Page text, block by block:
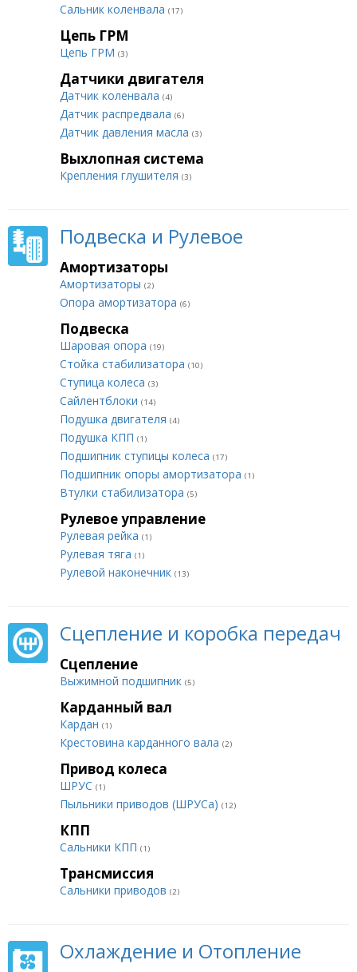
Сальник коленвала (17)
Цепь ГРМ
Цепь ГРМ (3)
Датчики двигателя
Датчик коленвала (4)
Датчик распредвала (6)
Датчик давления масла (3)
Выхлопная система
Крепления глушителя (3)
Подвеска и Рулевое
Амортизаторы
Амортизаторы (2)
Опора амортизатора (6)
Подвеска
Шаровая опора (19)
Стойка стабилизатора (10)
Ступица колеса (3)
Сайлентблоки (14)
Подушка двигателя (4)
Подушка КПП (1)
Подшипник ступицы колеса (17)
Подшипник опоры амортизатора (1)
Втулки стабилизатора (5)
Рулевое управление
Рулевая рейка (1)
Рулевая тяга (1)
Рулевой наконечник (13)
Сцепление и коробка передач
Сцепление
Выжимной подшипник (5)
Карданный вал
Кардан (1)
Крестовина карданного вала (2)
Привод колеса
ШРУС (1)
Пыльники приводов (ШРУСа) (12)
КПП
Сальники КПП (1)
Трансмиссия
Сальники приводов (2)
Охлаждение и Отопление